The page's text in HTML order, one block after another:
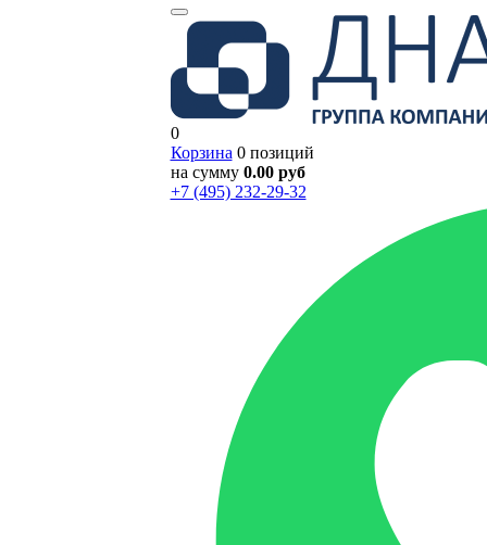
0
Корзина 0 позиций
на сумму 0.00 руб
+7 (495) 232-29-32